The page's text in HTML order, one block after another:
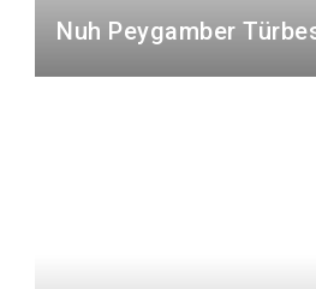
Nuh Peygamber